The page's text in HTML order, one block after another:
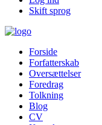
Skift sprog
Forside
Forfatterskab
Oversættelser
Foredrag
Tolkning
Blog
CV